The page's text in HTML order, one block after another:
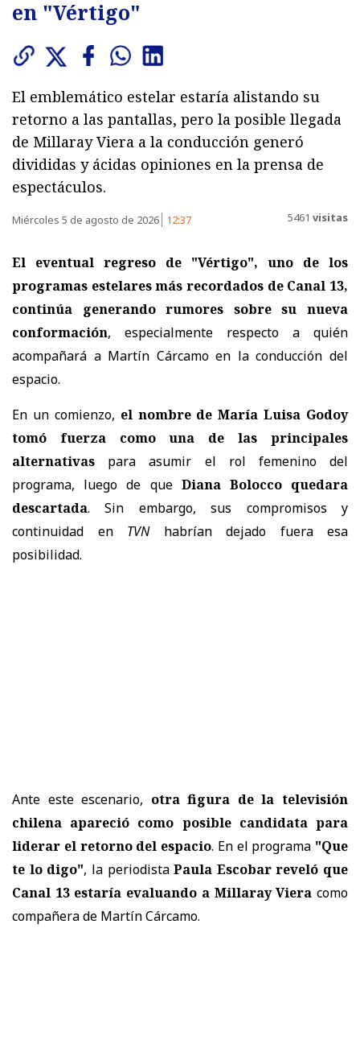
en "Vértigo"
El emblemático estelar estaría alistando su
retorno a las pantallas, pero la posible llegada
de Millaray Viera a la conducción generó
divididas y ácidas opiniones en la prensa de
espectáculos.
Miércoles 5 de agosto de 2026 12:37 5461 visitas
El eventual regreso de "Vértigo", uno de los
programas estelares más recordados de Canal 13,
continúa generando rumores sobre su nueva
conformación, especialmente respecto a quién
acompañará a Martín Cárcamo en la conducción del
espacio.
En un comienzo, el nombre de María Luisa Godoy
tomó fuerza como una de las principales
alternativas para asumir el rol femenino del
programa, luego de que Diana Bolocco quedara
descartada. Sin embargo, sus compromisos y
continuidad en TVNhabrían dejado fuera esa
posibilidad.
Ante este escenario, otra figura de la televisión
chilena apareció como posible candidata para
liderar el retorno del espacio. En el programa "Que
te lo digo", la periodistaPaula Escobar reveló que
Canal 13 estaría evaluando a Millaray Viera como
compañera de Martín Cárcamo.